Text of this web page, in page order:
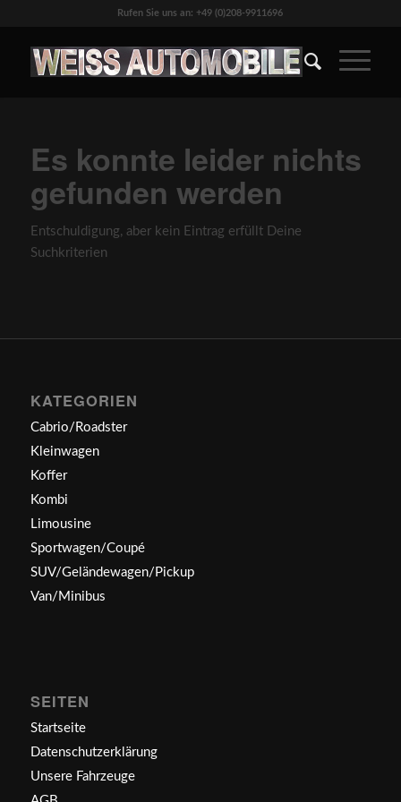
Rufen Sie uns an: +49 (0)208-9911696
Es konnte leider nichts
gefunden werden
Entschuldigung, aber kein Eintrag erfüllt Deine
Suchkriterien
KATEGORIEN
Cabrio/Roadster
Kleinwagen
Koffer
Kombi
Limousine
Sportwagen/Coupé
SUV/Geländewagen/Pickup
Van/Minibus
SEITEN
Startseite
Datenschutzerklärung
Unsere Fahrzeuge